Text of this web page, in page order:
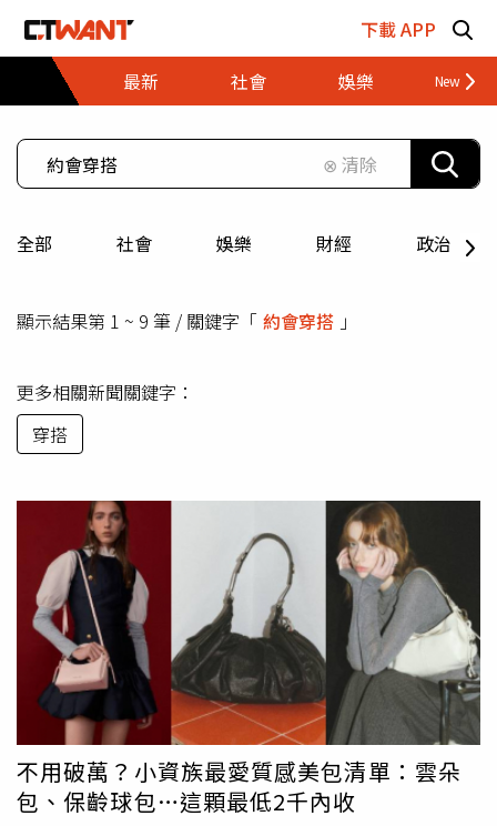
下載 APP
最新
社會 娛樂 財經
⊗ 清除
全部 社會 娛樂 財經 政治
顯示結果第 1 ~ 9 筆 / 關鍵字「 約會穿搭 」
更多相關新聞關鍵字：
穿搭
不用破萬？小資族最愛質感美包清單：雲朵
包、保齡球包…這顆最低2千內收